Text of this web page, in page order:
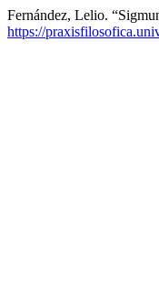
Fernández, Lelio.
https://